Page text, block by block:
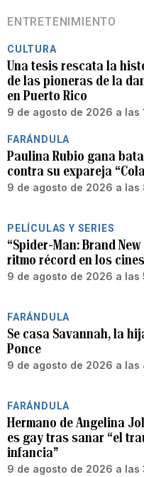
ENTRETENIMIENTO
CULTURA
Una tesis rescata la
de las pioneras de la
en Puerto Rico
9 de agosto de 2026 a las
FARÁNDULA
Paulina Rubio gana
contra su expareja
9 de agosto de 2026 a las
PELÍCULAS Y SERIES
“Spider-Man: Brand
ritmo récord en los cines
9 de agosto de 2026 a las
FARÁNDULA
Se casa Savannah, la
Ponce
9 de agosto de 2026 a las
FARÁNDULA
Hermano de Angelina
es gay tras sanar “el
infancia”
9 de agosto de 2026 a las